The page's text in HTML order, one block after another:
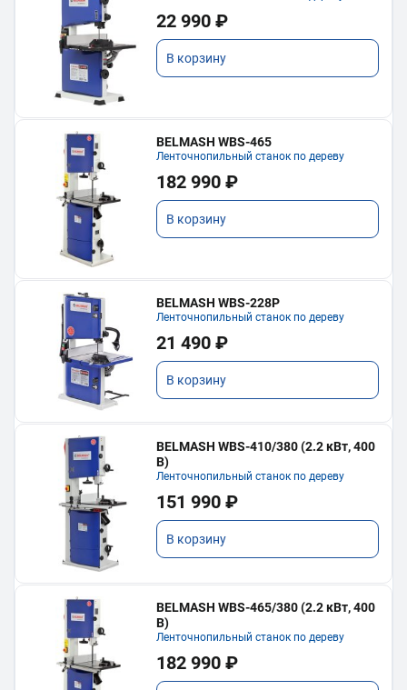
22 990 ₽
В корзину
BELMASH WBS-465
Ленточнопильный станок по дереву
182 990 ₽
В корзину
BELMASH WBS-228P
Ленточнопильный станок по дереву
21 490 ₽
В корзину
BELMASH WBS-410/380 (2.2 кВт, 400
В)
Ленточнопильный станок по дереву
151 990 ₽
В корзину
BELMASH WBS-465/380 (2.2 кВт, 400
В)
Ленточнопильный станок по дереву
182 990 ₽